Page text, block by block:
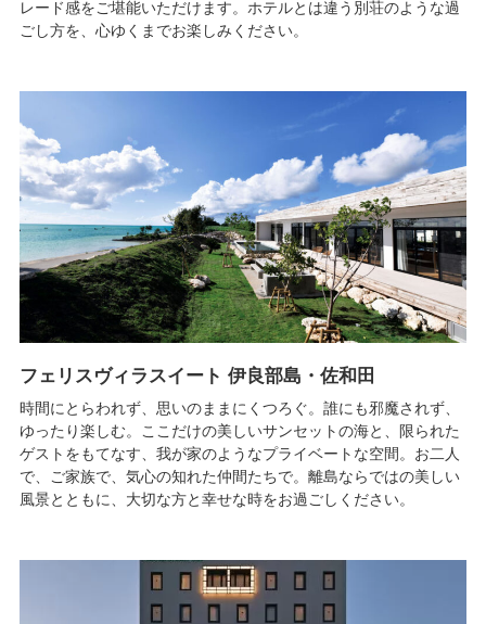
レード感をご堪能いただけます。ホテルとは違う別荘のような過
ごし方を、心ゆくまでお楽しみください。
フェリスヴィラスイート 伊良部島・佐和田
時間にとらわれず、思いのままにくつろぐ。誰にも邪魔されず、
ゆったり楽しむ。ここだけの美しいサンセットの海と、限られた
ゲストをもてなす、我が家のようなプライベートな空間。お二人
で、ご家族で、気心の知れた仲間たちで。離島ならではの美しい
風景とともに、大切な方と幸せな時をお過ごしください。